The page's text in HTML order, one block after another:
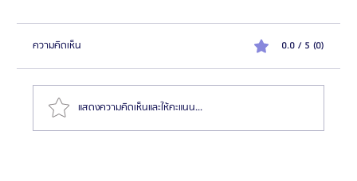
ความคิดเห็น 0.0 / 5 (0)
แสดงความคิดเห็นและให้คะแนน...